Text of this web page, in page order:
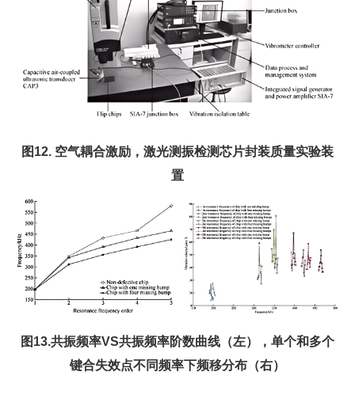
图12. 空气耦合激励，激光测振检测芯片封装质量实验装
置
图13.共振频率VS共振频率阶数曲线（左），单个和多个
键合失效点不同频率下频移分布（右）